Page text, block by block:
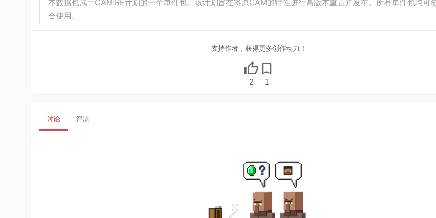
本数据包属于CAM:RE计划的一个单件包。该计划旨在将原CAM的特性进行高版本重置并发布。所有单件包均可
合使用。
支持作者，获得更多创作动力！
2 1
讨论 评测